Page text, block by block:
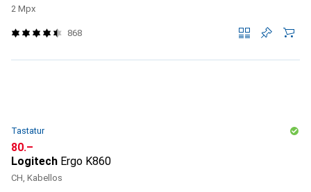
2 Mpx
868
Tastatur
CHF
80.–
Logitech Ergo K860
CH, Kabellos